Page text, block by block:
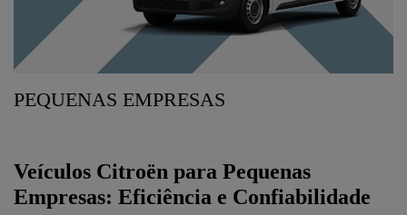
PEQUENAS EMPRESAS
Veículos Citroën para Pequenas
Empresas: Eficiência e Confiabilidade